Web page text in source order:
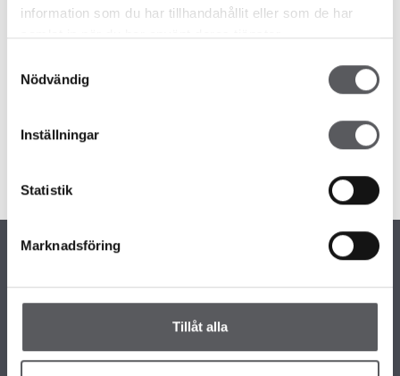
information som du har tillhandahållit eller som de har
samlat in när du har använt deras tjänster.
Nödvändig
Inställningar
Statistik
Marknadsföring
Tillåt alla
att kort filma sina Fiskarhedenvillor och berätta om dem.
+46 243 79 42 42